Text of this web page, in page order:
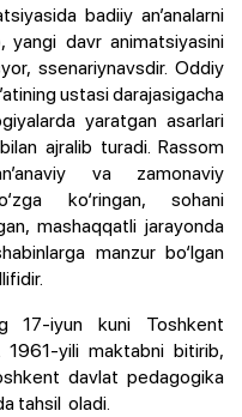
badiiy an’analarni
yangi davr animatsiyasini
ssenariynavsdir. Oddiy
ustasi darajasigacha
yaratgan asarlari
ajralib turadi. Rassom
va zamonaviy
ko‘ringan, sohani
mashaqqatli jarayonda
manzur bo‘lgan
17-iyun kuni Toshkent
1961-yili maktabni bitirib,
davlat pedagogika
tahsil oladi.